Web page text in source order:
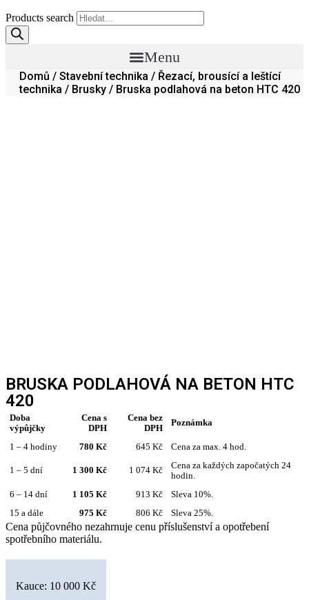
Products search
Menu
Domů / Stavební technika / Řezací, brousící a leštící
technika / Brusky / Bruska podlahová na beton HTC 420
BRUSKA PODLAHOVÁ NA BETON HTC
420
Doba
výpůjčky
Cena s
DPH
Cena bez
DPH
Poznámka
1 – 4 hodiny 780 Kč 645 Kč Cena za max. 4 hod.
1 – 5 dní 1 300 Kč 1 074 Kč
Cena za každých započatých 24
hodin.
6 – 14 dní
1 105 Kč 913 Kč
Sleva 10%.
15 a dále
975 Kč 806 Kč Sleva 25%.
Cena půjčovného nezahrnuje cenu příslušenství a opotřebení
spotřebního materiálu.
Kauce: 10 000 Kč